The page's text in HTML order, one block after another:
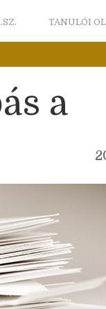
TANULÓI
a